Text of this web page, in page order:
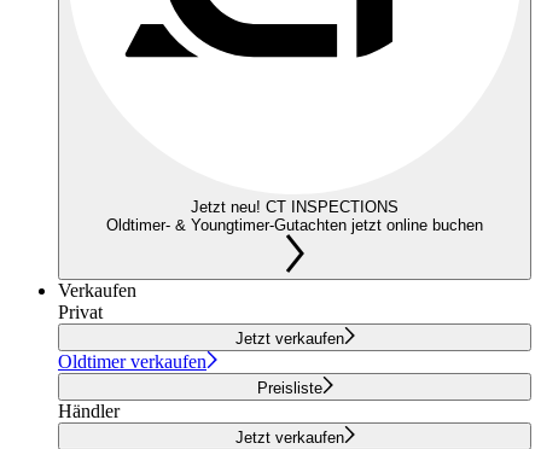
Jetzt neu! CT INSPECTIONS
Oldtimer- & Youngtimer-Gutachten jetzt online buchen
Verkaufen
Privat
Jetzt verkaufen
Oldtimer verkaufen
Preisliste
Händler
Jetzt verkaufen